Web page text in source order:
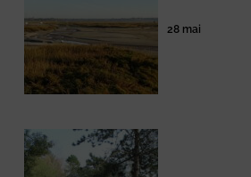
28 mai